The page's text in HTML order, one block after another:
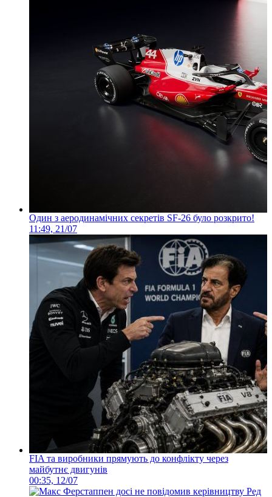
Один з аеродинамічних секретів SF-26 було розкрито!
11:49, 21/07
FIA та виробники прямують до конфлікту через
майбутнє двигунів
00:35, 12/07